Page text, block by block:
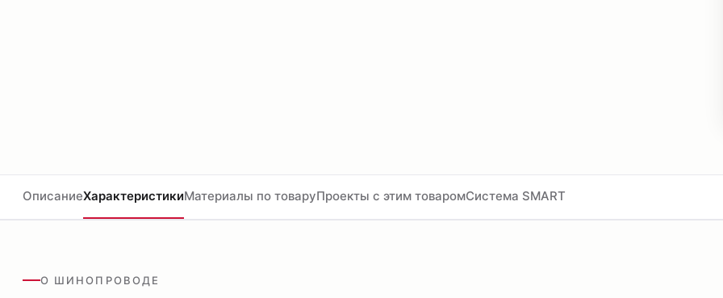
ОписаниеХарактеристикиМатериалы по товаруПроекты с этим товаромСистема SMART
О ШИНОПРОВОДЕ